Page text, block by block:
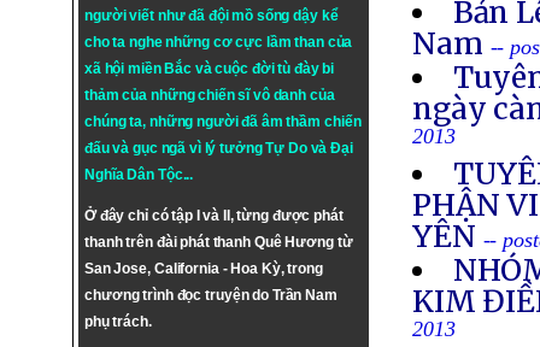
người viết như đã đội mồ sống dậy kể
cho ta nghe những cơ cực lầm than của
xã hội miền Bắc và cuộc đời tù đày bi
thảm của những chiến sĩ vô danh của
chúng ta, những người đã âm thầm chiến
đấu và gục ngã vì lý tưởngTự DovàĐại
Nghĩa Dân Tộc...
Ở đây chỉ có tập I và II, từng được phát
thanh trên đài phát thanh Quê Hương từ
San Jose, California - Hoa Kỳ, trong
chương trình đọc truyện do Trần Nam
phụ trách.
Bản
Nam --
ngày
2013
PHẬN
YÊN --
KIM
2013